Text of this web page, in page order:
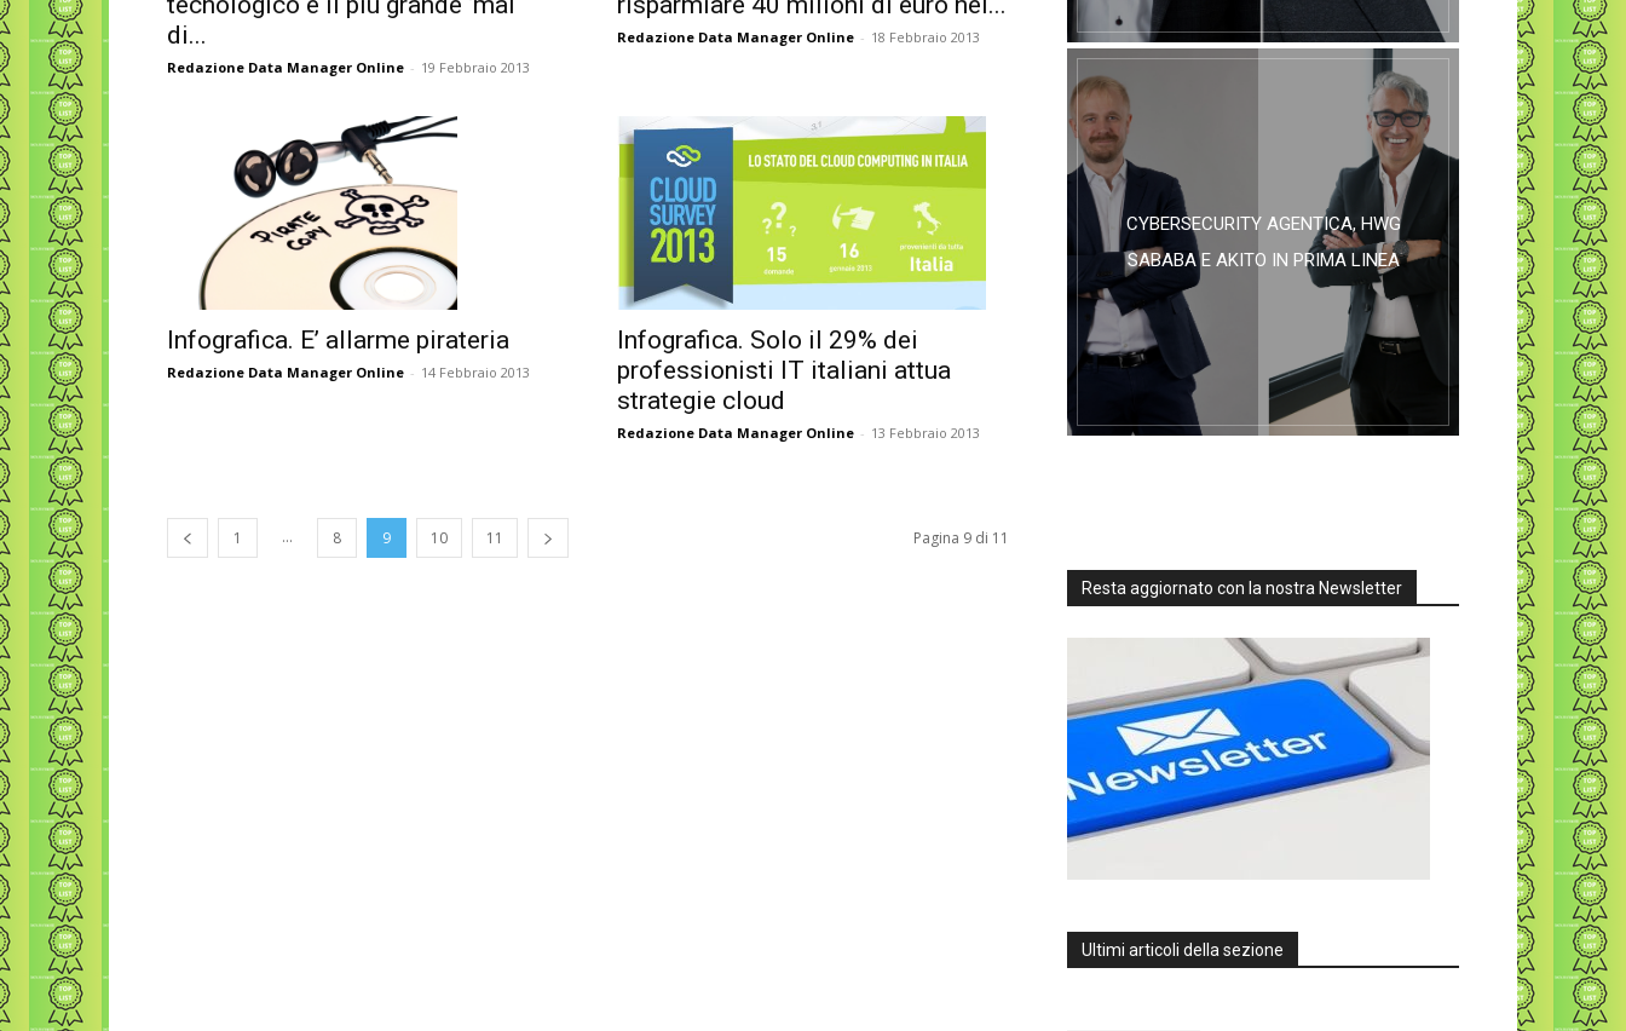
di...
Redazione Data Manager Online - 19 Febbraio 2013
Redazione Data Manager Online - 18 Febbraio 2013
Infografica. E’ allarme pirateria
Redazione Data Manager Online - 14 Febbraio 2013
Infografica. Solo il 29% dei
professionisti IT italiani attua
strategie cloud
Redazione Data Manager Online - 13 Febbraio 2013
1 ... 8 9 10 11 Pagina 9 di 11
CYBERSECURITY AGENTICA, HWG
SABABA E AKITO IN PRIMA LINEA
Resta aggiornato con la nostra Newsletter
Ultimi articoli della sezione